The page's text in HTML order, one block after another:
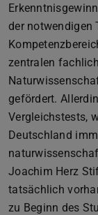
der notwendigen
zentralen
gefördert.
Vergleichstests,
Deutschland
Joachim Herz
tatsächlich
zu Beginn des